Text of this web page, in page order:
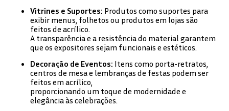
Vitrines e Suportes: Produtos como suportes para
exibir menus, folhetos ou produtos em lojas são
feitos de acrílico.
A transparência e a resistência do material garantem
que os expositores sejam funcionais e estéticos.
Decoração de Eventos: Itens como porta-retratos,
centros de mesa e lembranças de festas podem ser
feitos em acrílico,
proporcionando um toque de modernidade e
elegância às celebrações.